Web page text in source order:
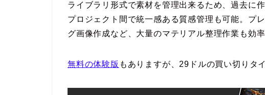
ライブラリ形式で素材を管理出来るため、過去に
プロジェクト間で統一感ある質感管理も可能。プ
グ画像作成など、大量のマテリアル整理作業も効率
無料の体験版 もありますが、29ドルの買い切りタ